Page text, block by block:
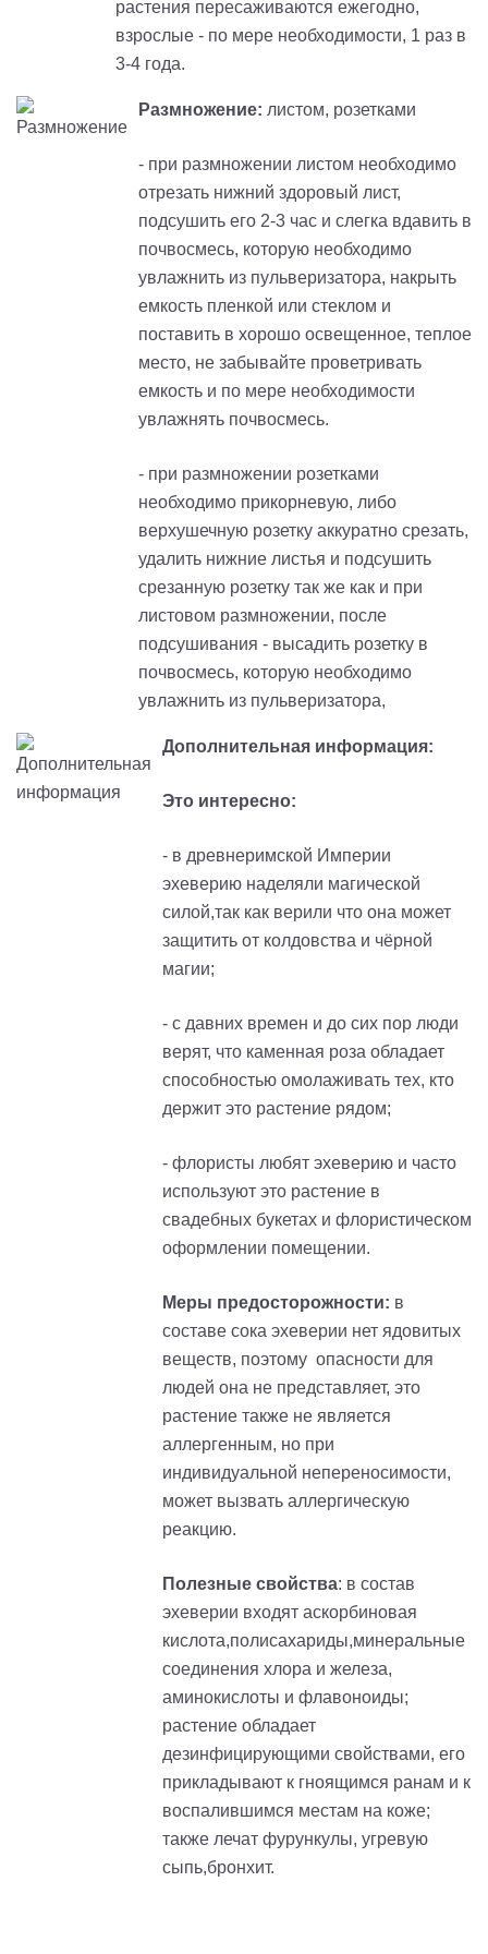
растения пересаживаются ежегодно,
взрослые - по мере необходимости, 1 раз в
3-4 года.
Размножение: листом, розетками
- при размножении листом необходимо
отрезать нижний здоровый лист,
подсушить его 2-3 час и слегка вдавить в
почвосмесь, которую необходимо
увлажнить из пульверизатора, накрыть
емкость пленкой или стеклом и
поставить в хорошо освещенное, теплое
место, не забывайте проветривать
емкость и по мере необходимости
увлажнять почвосмесь.
- при размножении розетками
необходимо прикорневую, либо
верхушечную розетку аккуратно срезать,
удалить нижние листья и подсушить
срезанную розетку так же как и при
листовом размножении, после
подсушивания - высадить розетку в
почвосмесь, которую необходимо
увлажнить из пульверизатора,
Дополнительная информация:
Это интересно:
- в древнеримской Империи
эхеверию наделяли магической
силой,так как верили что она может
защитить от колдовства и чёрной
магии;
- с давних времен и до сих пор люди
верят, что каменная роза обладает
способностью омолаживать тех, кто
держит это растение рядом;
- флористы любят эхеверию и часто
используют это растение в
свадебных букетах и флористическом
оформлении помещении.
Меры предосторожности: в
составе сока эхеверии нет ядовитых
веществ, поэтому опасности для
людей она не представляет, это
растение также не является
аллергенным, но при
индивидуальной непереносимости,
может вызвать аллергическую
реакцию.
Полезные свойства: в состав
эхеверии входят аскорбиновая
кислота,полисахариды,минеральные
соединения хлора и железа,
аминокислоты и флавоноиды;
растение обладает
дезинфицирующими свойствами, его
прикладывают к гноящимся ранам и к
воспалившимся местам на коже;
также лечат фурункулы, угревую
сыпь,бронхит.